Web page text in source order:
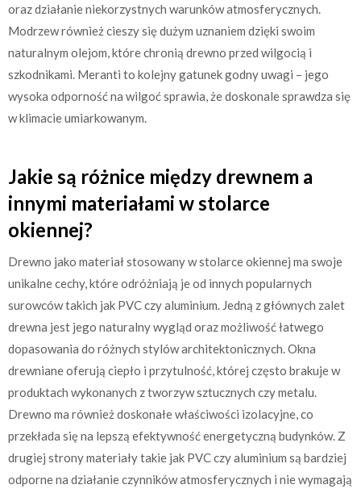
oraz działanie niekorzystnych warunków atmosferycznych.
Modrzew również cieszy się dużym uznaniem dzięki swoim
naturalnym olejom, które chronią drewno przed wilgocią i
szkodnikami. Meranti to kolejny gatunek godny uwagi – jego
wysoka odporność na wilgoć sprawia, że doskonale sprawdza się
w klimacie umiarkowanym.
Jakie są różnice między drewnem a
innymi materiałami w stolarce
okiennej?
Drewno jako materiał stosowany w stolarce okiennej ma swoje
unikalne cechy, które odróżniają je od innych popularnych
surowców takich jak PVC czy aluminium. Jedną z głównych zalet
drewna jest jego naturalny wygląd oraz możliwość łatwego
dopasowania do różnych stylów architektonicznych. Okna
drewniane oferują ciepło i przytulność, której często brakuje w
produktach wykonanych z tworzyw sztucznych czy metalu.
Drewno ma również doskonałe właściwości izolacyjne, co
przekłada się na lepszą efektywność energetyczną budynków. Z
drugiej strony materiały takie jak PVC czy aluminium są bardziej
odporne na działanie czynników atmosferycznych i nie wymagają